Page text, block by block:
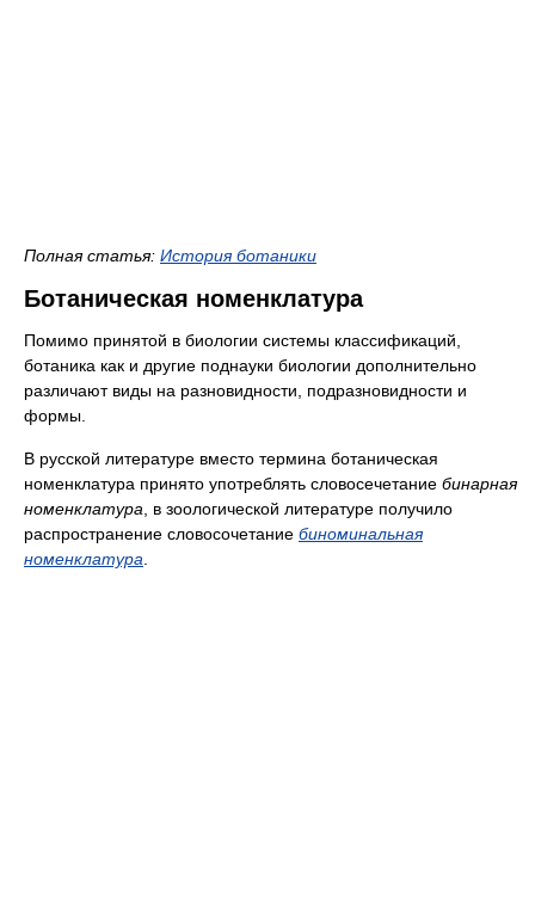
Полная статья: История ботаники
Ботаническая номенклатура
Помимо принятой в биологии системы классификаций,
ботаника как и другие поднауки биологии дополнительно
различают виды на разновидности, подразновидности и
формы.
В русской литературе вместо термина ботаническая
номенклатура принято употреблять словосечетание бинарная
номенклатура , в зоологической литературе получило
распространение словосочетание биноминальная
номенклатура